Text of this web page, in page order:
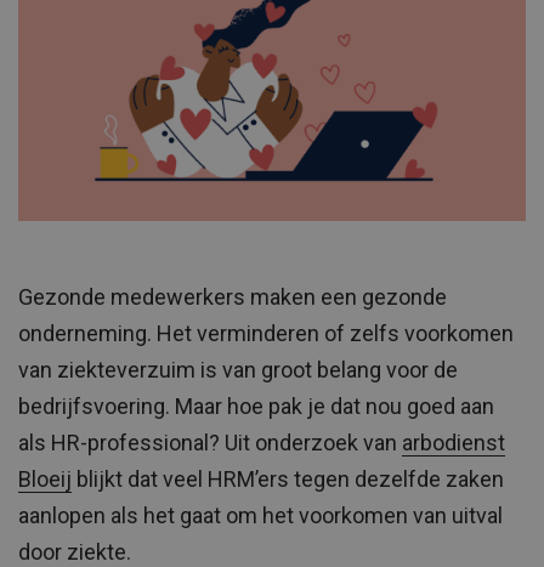
Gezonde medewerkers maken een gezonde
onderneming. Het verminderen of zelfs voorkomen
van ziekteverzuim is van groot belang voor de
bedrijfsvoering. Maar hoe pak je dat nou goed aan
als HR-professional? Uit onderzoek van arbodienst
Bloeij blijkt dat veel HRM’ers tegen dezelfde zaken
aanlopen als het gaat om het voorkomen van uitval
door ziekte.